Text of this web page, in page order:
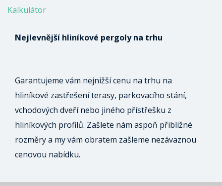
Kalkulátor
Nejlevnější hliníkové pergoly na trhu
Garantujeme vám nejnižší cenu na trhu na
hliníkové zastřešení terasy, parkovacího stání,
vchodových dveří nebo jiného přístřešku z
hliníkových profilů. Zašlete nám aspoň přibližné
rozměry a my vám obratem zašleme nezávaznou
cenovou nabídku.